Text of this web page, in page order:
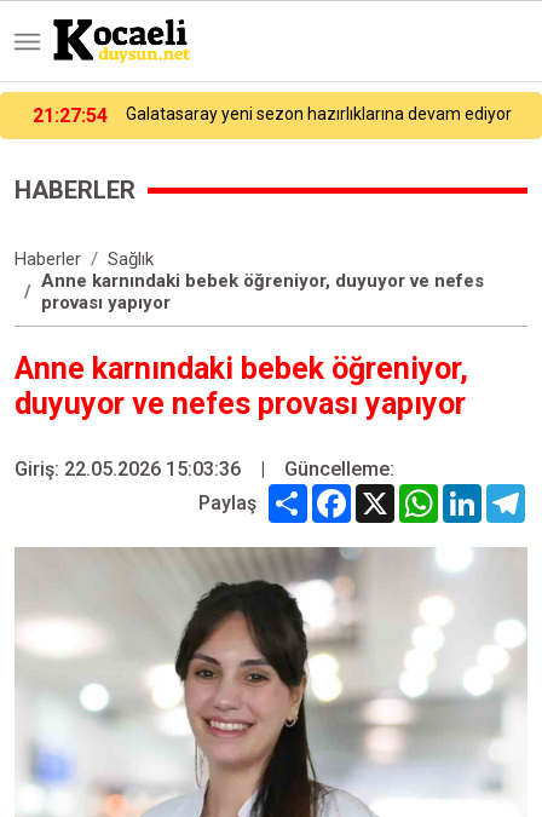
21:27:54 Galatasaray yeni sezon hazırlıklarına devam ediyor
HABERLER
Haberler
Sağlık
Anne karnındaki bebek öğreniyor, duyuyor ve nefes
provası yapıyor
Anne karnındaki bebek öğreniyor,
duyuyor ve nefes provası yapıyor
Giriş: 22.05.2026 15:03:36 |
Güncelleme:
Paylaş
Share Facebook
X WhatsApp